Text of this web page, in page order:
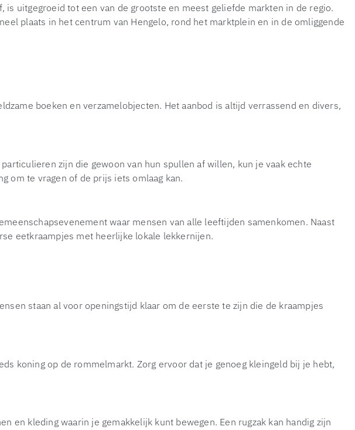
uitgegroeid tot een van de grootste en meest geliefde markten in de regio.
plaats in het centrum van Hengelo, rond het marktplein en in de omliggende
boeken en verzamelobjecten. Het aanbod is altijd verrassend en divers,
zijn die gewoon van hun spullen af willen, kun je vaak echte
om te vragen of de prijs iets omlaag kan.
waar mensen van alle leeftijden samenkomen. Naast
eetkraampjes met heerlijke lokale lekkernijen.
staan al voor openingstijd klaar om de eerste te zijn die de kraampjes
koning op de rommelmarkt. Zorg ervoor dat je genoeg kleingeld bij je hebt,
en kleding waarin je gemakkelijk kunt bewegen. Een rugzak kan handig zijn